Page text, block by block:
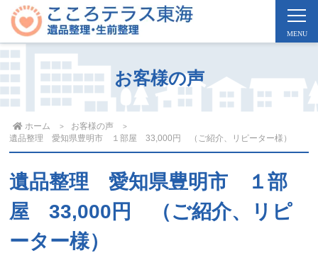
お客様の声
ホーム
お客様の声
遺品整理 愛知県豊明市 １部屋 33,000円 （ご紹介、リピーター様）
遺品整理 愛知県豊明市 １部
屋 33,000円 （ご紹介、リピ
ーター様）